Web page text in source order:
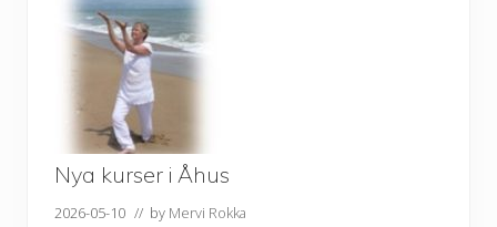
Nya kurser i Åhus
2026-05-10 // by Mervi Rokka